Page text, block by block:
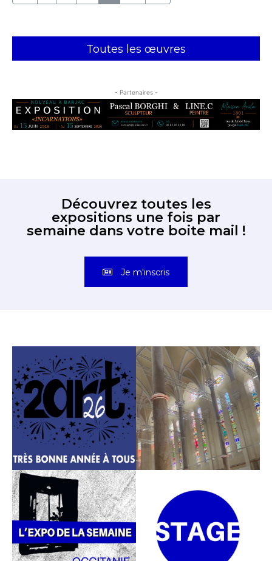
Toutes les œuvres
- Partenaires -
Découvrez toutes les
expositions une fois par
semaine dans votre boite mail !
Je m'inscris